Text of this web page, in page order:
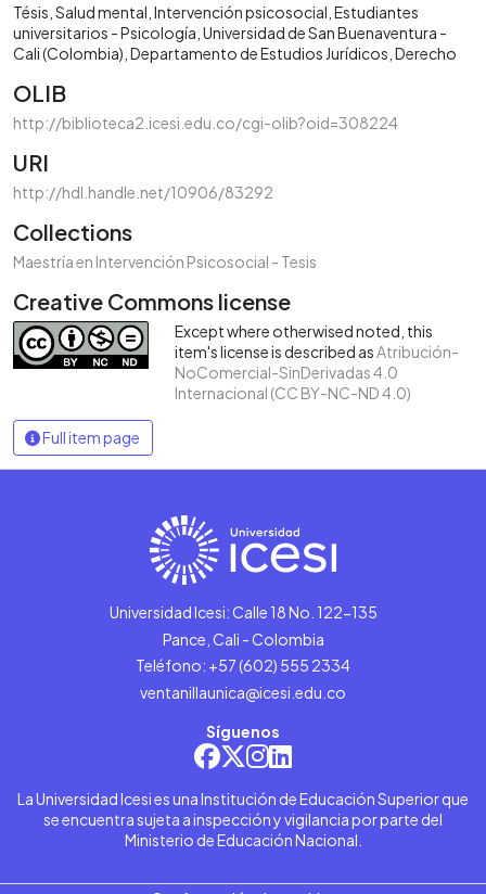
Tésis Salud mental Intervención psicosocial Estudiantes
universitarios - Psicología Universidad de San Buenaventura -
Cali (Colombia) Departamento de Estudios Jurídicos Derecho
OLIB
http://biblioteca2.icesi.edu.co/cgi-olib?oid=308224
URI
http://hdl.handle.net/10906/83292
Collections
Maestría en Intervención Psicosocial - Tesis
Creative Commons license
Except where otherwised noted, this
item's license is described asAtribución-
NoComercial-SinDerivadas 4.0
Internacional (CC BY-NC-ND 4.0)
Full item page
Universidad Icesi: Calle 18 No. 122-135
Pance, Cali - Colombia
Teléfono: +57 (602) 555 2334
ventanillaunica@icesi.edu.co
Síguenos
La Universidad Icesi es una Institución de Educación Superior que
se encuentra sujeta a inspección y vigilancia por parte del
Ministerio de Educación Nacional.